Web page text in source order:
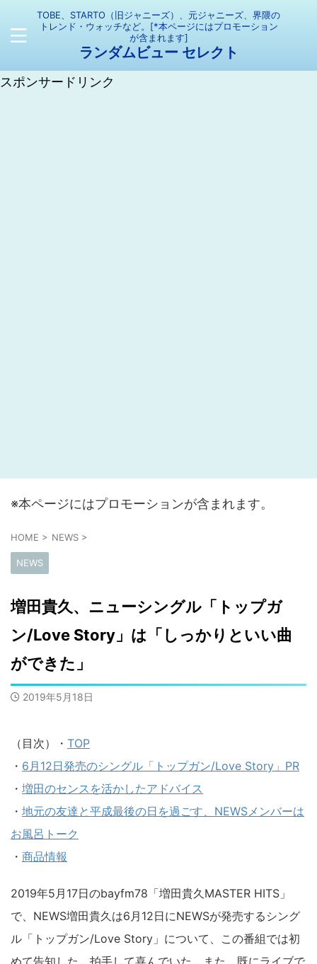
TOBE、STARTO（旧ジャニーズ）、元ジャニーズ、界隈の
トレンド・ウォッチなど。[*本ページにはプロモーション
が含まれます]
ランダムビュー セレクト
スポンサードリンク
※本ページにはプロモーションが含まれます。
HOME > NEWS >
NEWS
増田貴久、ニューシングル「トップガ
ン/Love Story」は「しっかりといい曲
ができた」
2019年5月18日
（目次）・ TOP
・ 6月12日発売のシングル「トップガン/Love Story」PR
・ 増田のセンスを活かしたアドバイス
・ 地元の友達と平成最後の日を過ごす、NEWSメンバーは
お風呂トーク
・ 商品情報
2019年5月17日のbayfm78「増田貴久MASTER HITS」
で、NEWS増田貴久は6月12日にNEWSが発売するシング
ル「トップガン/Love Story」について、この番組では初
めて告知した。拍手して喜んでいた。また、既にライブで